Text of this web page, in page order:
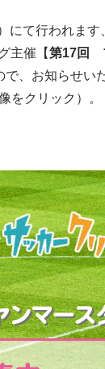
て行われま
主催【第17回
、お知らせい
をクリック）。